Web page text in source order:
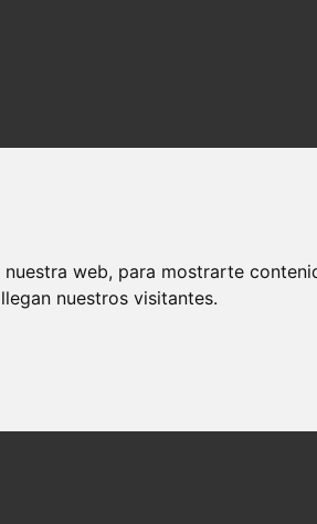
web, para mostrarte
nuestros visitantes.